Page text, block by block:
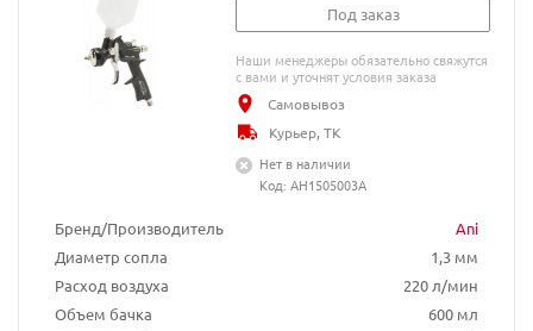
Бренд/Производитель
Ani
Диаметр сопла
1,3 мм
Расход воздуха
220 л/мин
Объем бачка
600 мл
Под заказ
Наши менеджеры обязательно свяжутся
с вами и уточнят условия заказа
Самовывоз
Курьер, ТК
Нет в наличии
Код: AH1505003A